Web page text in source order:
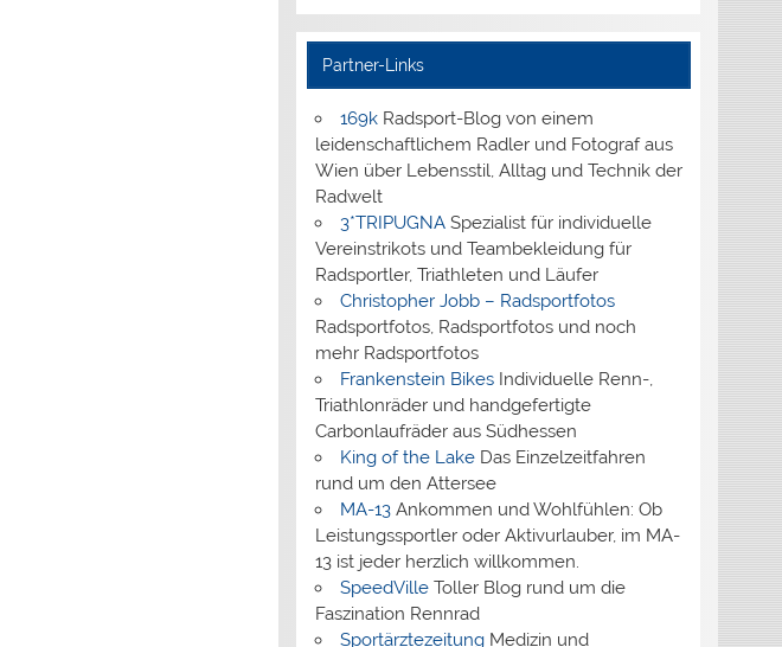
Partner-Links
169kRadsport-Blog von einem
leidenschaftlichem Radler und Fotograf aus
Wien über Lebensstil, Alltag und Technik der
Radwelt
3*TRIPUGNASpezialist für individuelle
Vereinstrikots und Teambekleidung für
Radsportler, Triathleten und Läufer
Christopher Jobb – Radsportfotos
Radsportfotos, Radsportfotos und noch
mehr Radsportfotos
Frankenstein BikesIndividuelle Renn-,
Triathlonräder und handgefertigte
Carbonlaufräder aus Südhessen
King of the LakeDas Einzelzeitfahren
rund um den Attersee
MA-13Ankommen und Wohlfühlen: Ob
Leistungssportler oder Aktivurlauber, im MA-
13 ist jeder herzlich willkommen.
SpeedVilleToller Blog rund um die
Faszination Rennrad
SportärztezeitungMedizin und